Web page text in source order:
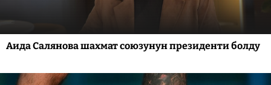
Аида Салянова шахмат союзунун президенти болду